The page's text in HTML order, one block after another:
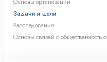
Задачи и цели
Расследования
Основы связей с общественностью